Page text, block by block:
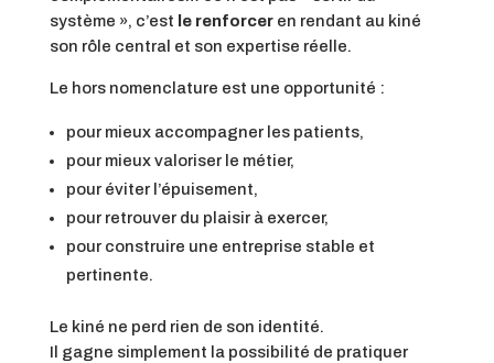
système », c’est le renforceren rendant au kiné
son rôle central et son expertise réelle.
Le hors nomenclature est une opportunité :
pour mieux accompagner les patients,
pour mieux valoriser le métier,
pour éviter l’épuisement,
pour retrouver du plaisir à exercer,
pour construire une entreprise stable et
pertinente.
Le kiné ne perd rien de son identité.
Il gagne simplement la possibilité de pratiquer